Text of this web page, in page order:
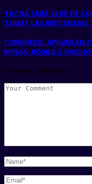
TACNA SERÁ SEDE DE
TODAS LAS INSTANCIAS
CONGRESO: APRUEBAN
MINAS, RÓMULO MUCHO
Leave a Comment